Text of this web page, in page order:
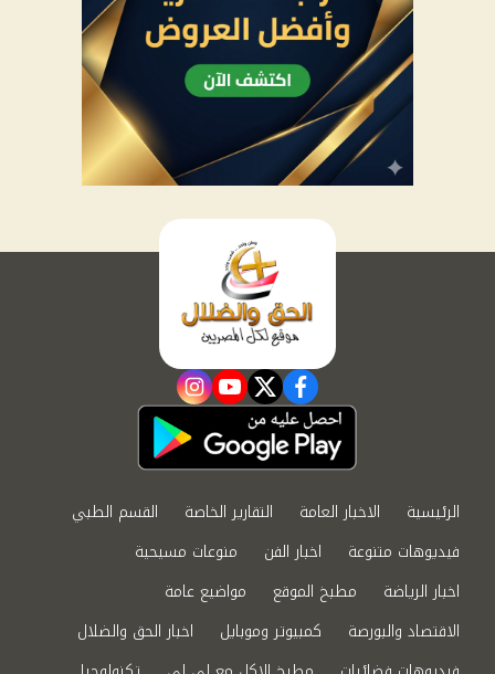
facebook
twitter
youtube
instagram
الرئيسية الاخبار العامة التقارير الخاصة
القسم الطبي
فيديوهات متنوعة
اخبار الفن
منوعات مسيحية
اخبار الرياضة
مطبخ الموقع
مواضيع عامة
الاقتصاد والبورصة
كمبيوتر وموبايل
اخبار الحق والضلال